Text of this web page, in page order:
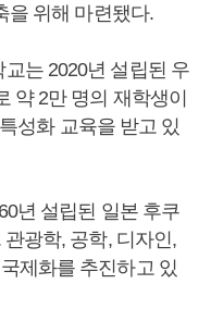
을 위해 마련됐다.
는 2020년 설립된 우
약 2만 명의 재학생이
성화 교육을 받고 있
년 설립된 일본 후쿠
광학, 공학, 디자인,
제화를 추진하고 있